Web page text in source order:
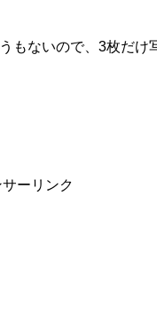
もないので、3枚だけ
ーリンク